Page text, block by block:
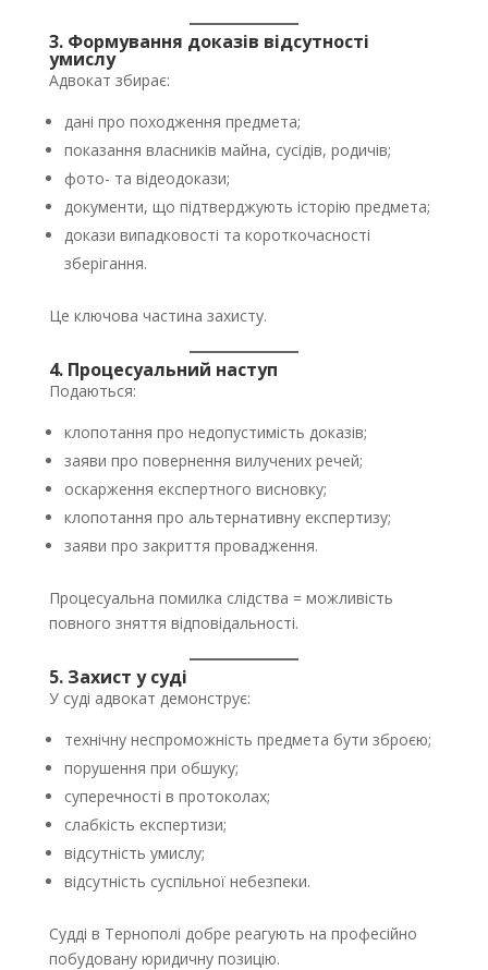
3. Формування доказів відсутності
умислу
Адвокат збирає:
дані про походження предмета;
показання власників майна, сусідів, родичів;
фото- та відеодокази;
документи, що підтверджують історію предмета;
докази випадковості та короткочасності
зберігання.
Це ключова частина захисту.
4. Процесуальний наступ
Подаються:
клопотання про недопустимість доказів;
заяви про повернення вилучених речей;
оскарження експертного висновку;
клопотання про альтернативну експертизу;
заяви про закриття провадження.
Процесуальна помилка слідства = можливість
повного зняття відповідальності.
5. Захист у суді
У суді адвокат демонструє:
технічну неспроможність предмета бути зброєю;
порушення при обшуку;
суперечності в протоколах;
слабкість експертизи;
відсутність умислу;
відсутність суспільної небезпеки.
Судді в Тернополі добре реагують на професійно
побудовану юридичну позицію.